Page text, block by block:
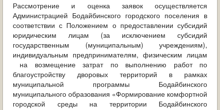
Рассмотрение и оценка заявок осуществляется
Администрацией Бодайбинского городского поселения в
соответствии с Положением о предоставлении субсидий
юридическим лицам (за исключением субсидий
государственным (муниципальным) учреждениям),
индивидуальным предпринимателям, физическим лицам
на возмещение затрат по выполнению работ по
благоустройству дворовых территорий в рамках
муниципальной программы Бодайбинского
муниципального образования «Формирование комфортной
городской среды на территории Бодайбинского